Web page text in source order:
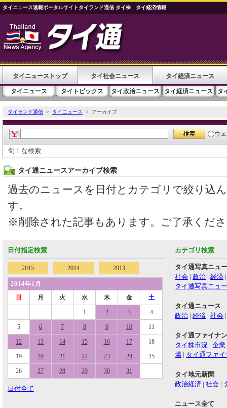
タイニュース速報ポータルサイトタイランド通信 タイ株 タイ経済情報
タイニューストップ タイ社会ニュース タイ経済ニュース
タイニュース タイトピックス タイ政治ニュース タイ経済ニュース タ
タイランド通信 > タイニュース > アーカイブ
ウ
旬！な検索
タイ通ニュースアーカイブ検索
過去のニュースを日付とカテゴリで絞り込
す。
※削除された記事もあります。ご了承くだ
日付指定検索
2015 2014 2013
2014年1月
日
月 火 水 木 金 土
1 2 3 4
5 6 7 8 9 10 11
12 13 14 15 16 17 18
19 20 21 22 23 24 25
26 27 28 29 30 31
日付全て
カテゴリ検索
タイ通写真ニュ
社会 | 政治 | 経済
タイ通写真ニュ
タイ通ニュース
政治 | 経済 | 社会
タイ通ファイナ
タイ株市況 | 企業
場 | タイ通ファ
タイ地元新聞
政治経済 | 社会 |
ニュース全て